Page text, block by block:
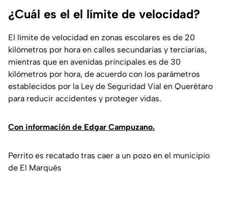
¿Cuál es el el límite de velocidad?
El límite de velocidad en zonas escolares es de 20
kilómetros por hora en calles secundarias y terciarias,
mientras que en avenidas principales es de 30
kilómetros por hora, de acuerdo con los parámetros
establecidos por la Ley de Seguridad Vial en Querétaro
para reducir accidentes y proteger vidas.
Con información de Edgar Campuzano.
Perrito es recatado tras caer a un pozo en el municipio
de El Marqués